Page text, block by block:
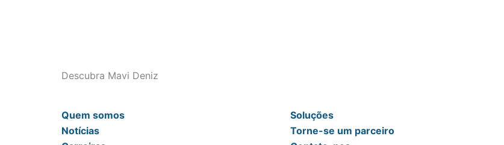
Descubra Mavi Deniz
Quem somos
Notícias
Soluções
Torne-se um parceiro